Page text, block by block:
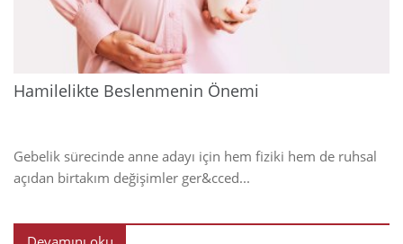
Hamilelikte Beslenmenin Önemi
Gebelik sürecinde anne adayı için hem fiziki hem de ruhsal
açıdan birtakım değişimler ger&cced...